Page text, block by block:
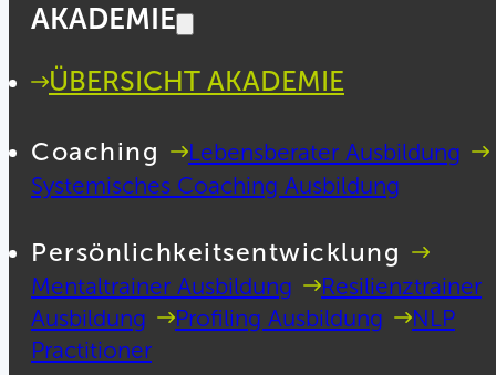
AKADEMIE
ÜBERSICHT AKADEMIE
Coaching
Lebensberater Ausbildung
Systemisches Coaching Ausbildung
Persönlichkeitsentwicklung
Mentaltrainer Ausbildung
Resilienztrainer
Ausbildung
Profiling Ausbildung
NLP
Practitioner